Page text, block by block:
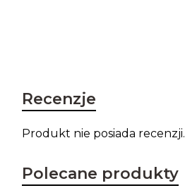
Recenzje
Produkt nie posiada recenzji.
Polecane produkty